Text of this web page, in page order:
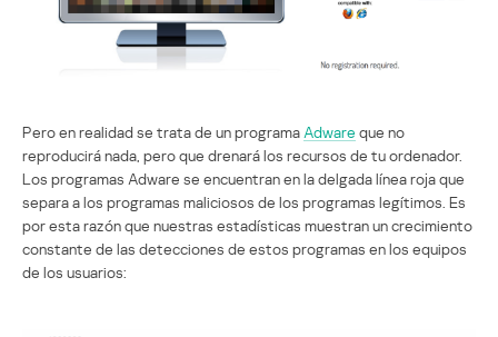
Pero en realidad se trata de un programa Adware que no
reproducirá nada, pero que drenará los recursos de tu ordenador.
Los programas Adware se encuentran en la delgada línea roja que
separa a los programas maliciosos de los programas legítimos. Es
por esta razón que nuestras estadísticas muestran un crecimiento
constante de las detecciones de estos programas en los equipos
de los usuarios: